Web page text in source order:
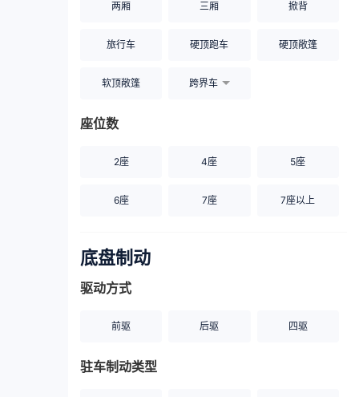
两厢 三厢 掀背
旅行车 硬顶跑车 硬顶敞篷
软顶敞篷 跨界车
座位数
2座 4座 5座
6座 7座 7座以上
底盘制动
驱动方式
前驱 后驱 四驱
驻车制动类型